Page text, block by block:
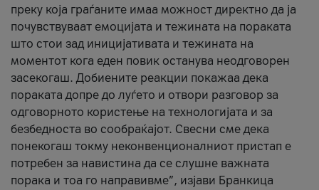
преку која граѓаните имаа можност директно да ја
почувствуваат емоцијата и тежината на пораката
што стои зад иницијативата и тежината на
моментот кога еден повик останува неодговорен
засекогаш. Добиените реакции покажаа дека
пораката допре до луѓето и отвори разговор за
одговорното користење на технологијата и за
безбедноста во сообраќајот. Свесни сме дека
понекогаш токму неконвенционалниот пристап е
потребен за навистина да се слушне важната
порака и тоа го направивме”, изјави Бранкица